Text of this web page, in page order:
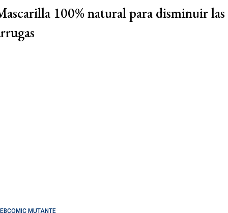
100% natural para disminuir las
MUTANTE